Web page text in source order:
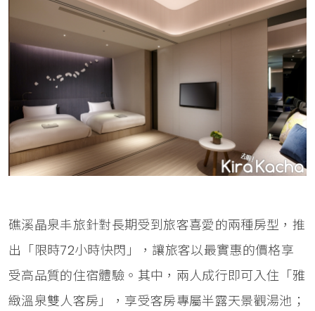
礁溪晶泉丰旅針對長期受到旅客喜愛的兩種房型，推
出「限時72小時快閃」，讓旅客以最實惠的價格享
受高品質的住宿體驗。其中，兩人成行即可入住「雅
緻溫泉雙人客房」，享受客房專屬半露天景觀湯池；